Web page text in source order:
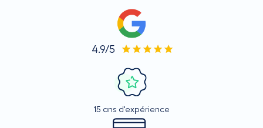
4.9/5
15 ans d'expérience